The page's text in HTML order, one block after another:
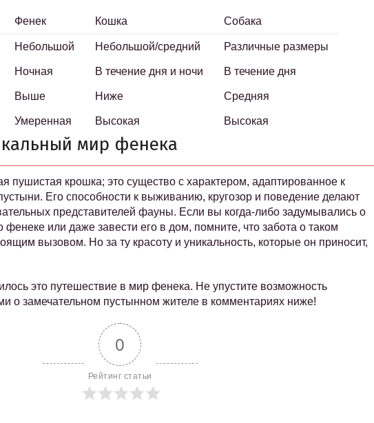
Фенек Кошка Собака
Небольшой Небольшой/средний Различные размеры
Ночная В течение дня и ночи В течение дня
Выше Ниже Средняя
Умеренная Высокая Высокая
мир фенека
пушистая крошка; это существо с характером, адаптированное к
Его способности к выживанию, кругозор и поведение делают
представителей фауны. Если вы когда-либо задумывались о
или даже завести его в дом, помните, что забота о таком
вызовом. Но за ту красоту и уникальность, которые он приносит,
это путешествие в мир фенека. Не упустите возможность
о замечательном пустынном жителе в комментариях ниже!
0
Рейтинг статьи